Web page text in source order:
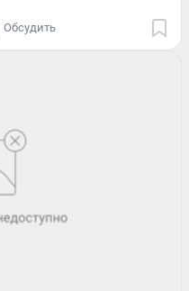
Обсудить